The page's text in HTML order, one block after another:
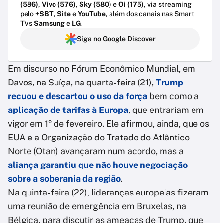
(586), Vivo (576), Sky (580) eOi (175), via streaming
pelo+SBT, SiteeYouTube, além dos canais nas Smart
TVsSamsunge LG.
Siga no Google Discover
Em discurso no Fórum Econômico Mundial, em
Davos, na Suíça, na quarta-feira (21), Trump
recuou e descartou o uso da força bem como a
aplicação de tarifas à Europa, que entrariam em
vigor em 1º de fevereiro. Ele afirmou, ainda, que os
EUA e a Organização do Tratado do Atlântico
Norte (Otan) avançaram num acordo, mas a
aliança garantiu que não houve negociação
sobre a soberania da região.
Na quinta-feira (22), lideranças europeias fizeram
uma reunião de emergência em Bruxelas, na
Bélgica, para discutir as ameaças de Trump, que